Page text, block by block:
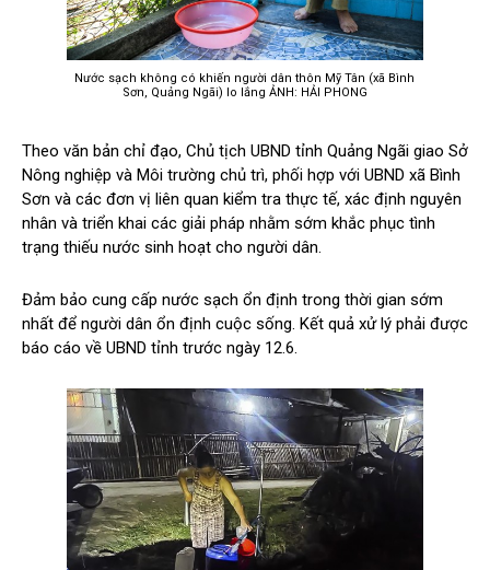
Nước sạch không có khiến người dân thôn Mỹ Tân (xã Bình
Sơn, Quảng Ngãi) lo lắng ẢNH: HẢI PHONG
Theo văn bản chỉ đạo, Chủ tịch UBND tỉnh Quảng Ngãi giao Sở
Nông nghiệp và Môi trường chủ trì, phối hợp với UBND xã Bình
Sơn và các đơn vị liên quan kiểm tra thực tế, xác định nguyên
nhân và triển khai các giải pháp nhằm sớm khắc phục tình
trạng thiếu nước sinh hoạt cho người dân.
Đảm bảo cung cấp nước sạch ổn định trong thời gian sớm
nhất để người dân ổn định cuộc sống. Kết quả xử lý phải được
báo cáo về UBND tỉnh trước ngày 12.6.